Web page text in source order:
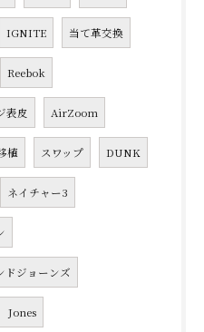
IGNITE 当て革交換
Reebok
表皮 AirZoom
植 スワップ DUNK
ネイチャー3
ドジョーンズ